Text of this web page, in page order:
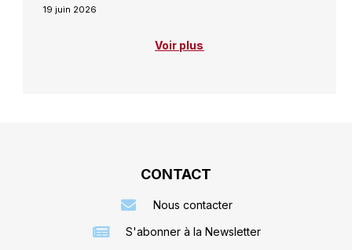
19 juin 2026
Voir plus
CONTACT
Nous contacter
S'abonner à la Newsletter